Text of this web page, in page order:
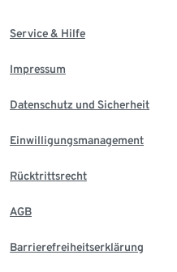
Service & Hilfe
Impressum
Datenschutz und Sicherheit
Einwilligungsmanagement
Rücktrittsrecht
AGB
Barrierefreiheitserklärung